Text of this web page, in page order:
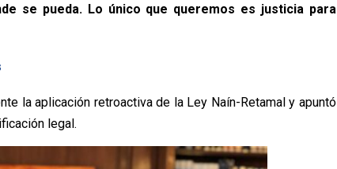
se pueda. Lo único que queremos es justicia para
la aplicación retroactiva de la Ley Naín-Retamal y apuntó
legal.